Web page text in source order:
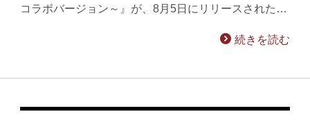
コラボバージョン～』が、8月5日にリリースされた…
続きを読む